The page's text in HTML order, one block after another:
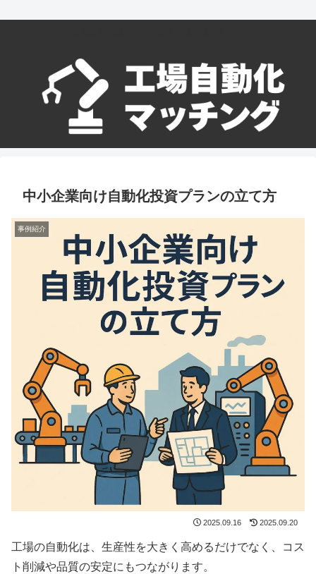
中小企業向け自動化投資プランの立て方
事例紹介
2025.09.16 2025.09.20
工場の自動化は、生産性を大きく高めるだけでなく、コス
ト削減や品質の安定にもつながります。